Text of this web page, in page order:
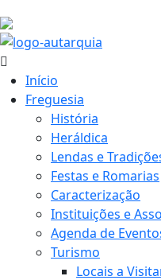
Início
Freguesia
História
Heráldica
Lendas e
Festas e Romarias
Caracterização
Instituições e
Agenda de
Turismo
Locais a